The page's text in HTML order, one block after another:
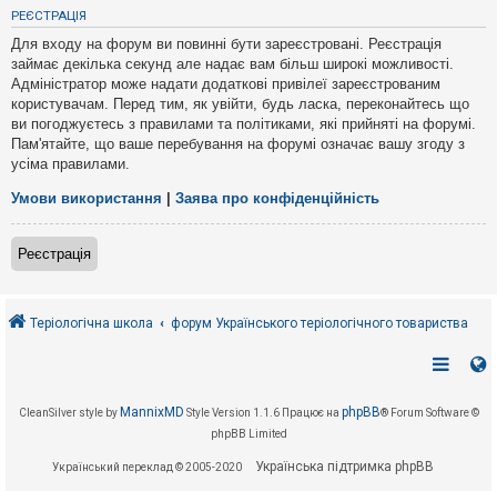
з
в
і
д
п
о
в
і
д
е
й
А
к
т
и
і
РЕЄСТРАЦІЯ
Для входу на форум ви повинні бути зареєстровані. Реєстрація
займає декілька секунд але надає вам більш широкі можливості.
Адміністратор може надати додаткові привілеї зареєстрованим
користувачам. Перед тим, як увійти, будь ласка, переконайтесь що
ви погоджуєтесь з правилами та політиками, які прийняті на форумі.
Пам'ятайте, що ваше перебування на форумі означає вашу згоду з
усіма правилами.
Умови використання Заява про конфіденційність
Реєстрація
Теріологічна школа форум Українського теріологічного товариства
CleanSilver style by MannixMD Style Version 1.1.6 Працює на phpBB® Forum Software ©
phpBB Limited
Український переклад © 2005-2020 Українська підтримка phpBB